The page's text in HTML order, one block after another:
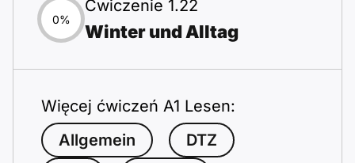
0%
Ćwiczenie 1.22
Winter und Alltag
Więcej ćwiczeń A1 Lesen:
Allgemein
DTZ